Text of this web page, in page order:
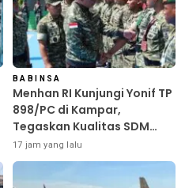
BABINSA
Menhan RI Kunjungi Yonif TP
898/PC di Kampar,
Tegaskan Kualitas SDM
Kunci Kekuatan TNI
17 jam yang lalu